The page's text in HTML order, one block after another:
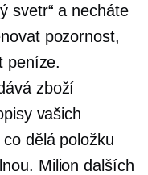
svetr“ a necháte
pozornost,
peníze.
zboží
vašich
dělá položku
Milion dalších